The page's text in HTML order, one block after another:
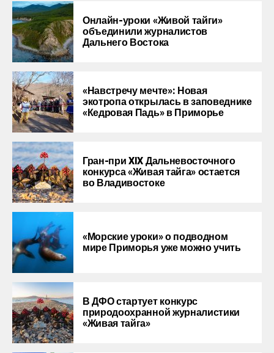
Онлайн-уроки «Живой тайги»
объединили журналистов
Дальнего Востока
«Навстречу мечте»: Новая
экотропа открылась в заповеднике
«Кедровая Падь» в Приморье
Гран-при XIX Дальневосточного
конкурса «Живая тайга» остается
во Владивостоке
«Морские уроки» о подводном
мире Приморья уже можно учить
В ДФО стартует конкурс
природоохранной журналистики
«Живая тайга»